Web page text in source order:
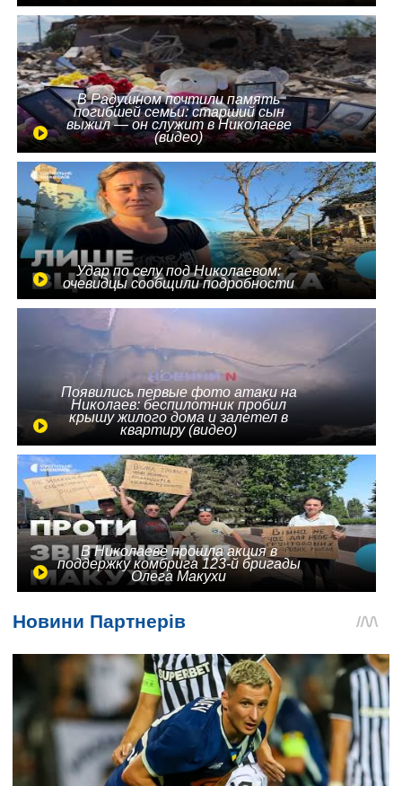
В Радушном почтили память
погибшей семьи: старший сын
выжил — он служит в Николаеве
(видео)
Удар по селу под Николаевом:
очевидцы сообщили подробности
Появились первые фото атаки на
Николаев: беспилотник пробил
крышу жилого дома и залетел в
квартиру (видео)
В Николаеве прошла акция в
поддержку комбрига 123-й бригады
Олега Макухи